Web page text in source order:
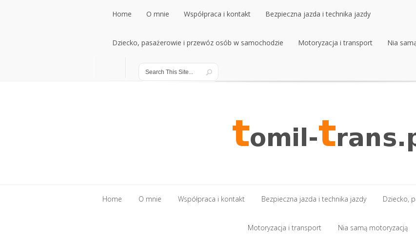
Home
Home
O mnie
O mnie
Współpraca i kontakt
Współpraca i kontakt
Bezpieczna jazda i technika jazdy
Bezpieczna jazda i technika jazdy
Dziecko, pasażerowie i przewóz osób w samochodzie
Dziecko, pasażerowie i przewóz osób w samochodzie
Motoryzacja i transport Nia
Home O mnie Współpraca i kontakt Bezpieczna jazda i technika jazdy
Bezpieczna jazda i technika jazdy
Dziecko,
Dziecko,
Motoryzacja i transport Nia samą motoryzacją